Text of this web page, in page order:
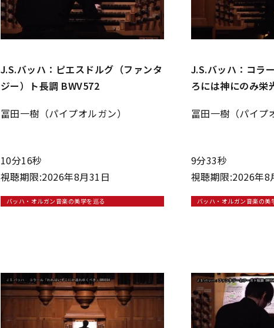
J.S.バッハ：ピエスドルグ（ファンタ
ジー）ト長調 BWV572
冨田一樹（パイプオルガン）
10分16秒
視聴期限:2026年8月31日
バッハ・オルガン音楽の美学を巡る
J.S.バッハ：コラ
ろには神にのみ栄
冨田一樹（パイプ
9分33秒
視聴期限:2026年8
バッハ・オルガン音楽の美